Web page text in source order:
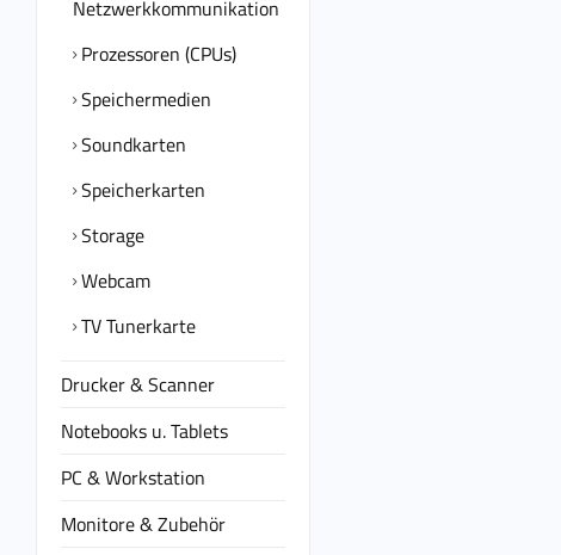
Netzwerkkommunikation
Prozessoren (CPUs)
Speichermedien
Soundkarten
Speicherkarten
Storage
Webcam
TV Tunerkarte
Drucker & Scanner
Notebooks u. Tablets
PC & Workstation
Monitore & Zubehör